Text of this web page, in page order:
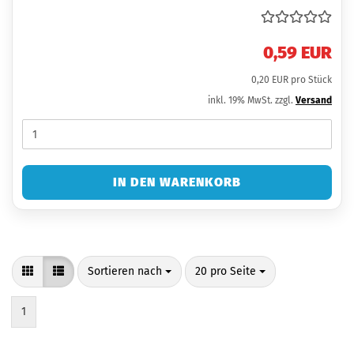
0,59 EUR
0,20 EUR pro Stück
inkl. 19% MwSt. zzgl. Versand
IN DEN WARENKORB
Sortieren nach
Sortieren nach 20 pro Seite
pro Seite
1